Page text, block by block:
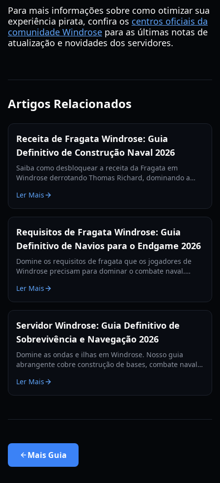
Para mais informações sobre como otimizar sua
experiência pirata, confira os centros oficiais da
comunidade Windrose para as últimas notas de
atualização e novidades dos servidores.
Artigos Relacionados
Receita de Fragata Windrose: Guia
Definitivo de Construção Naval 2026
Saiba como desbloquear a receita da Fragata em
Windrose derrotando Thomas Richard, dominando a
de Ferro.
Ler Mais
Requisitos de Fragata Windrose: Guia
Definitivo de Navios para o Endgame 2026
Domine os requisitos de fragata que os jogadores de
Windrose precisam para dominar o combate naval.
de defesa e táticas para 2026.
Ler Mais
Servidor Windrose: Guia Definitivo de
Sobrevivência e Navegação 2026
Domine as ondas e ilhas em Windrose. Nosso guia
abrangente cobre construção de bases, combate naval e
Ler Mais
Mais Guia